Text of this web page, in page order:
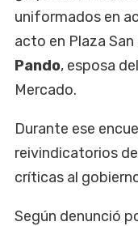
uniformados en
acto en Plaza
Pando, esposa
Mercado.
Durante ese
reivindicatorios
críticas al
Según denunció